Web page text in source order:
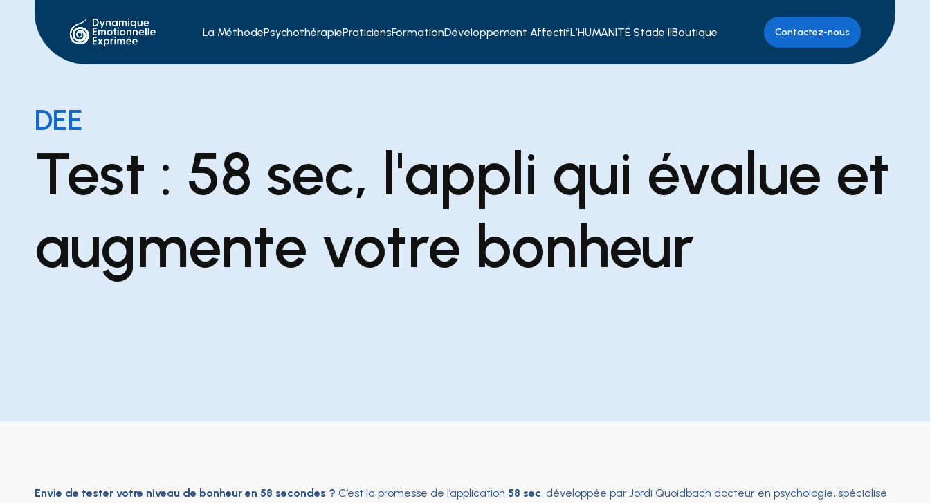
La MéthodePsychothérapiePraticiensFormationDéveloppement AffectifL’HUMANITÉ Stade IIBoutique Contactez-nous
DEE
Test : 58 sec, l'appli qui évalue et
augmente votre bonheur
Envie de tester votre niveau de bonheur en 58 secondes ? C’est la promesse de l’application 58 sec, développée par Jordi Quoidbach docteur en psychologie, spécialisé